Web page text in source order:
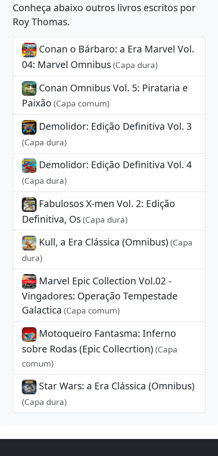
Conheça abaixo outros livros escritos por
Roy Thomas.
Conan o Bárbaro: a Era Marvel Vol.
04: Marvel Omnibus(Capa dura)
Conan Omnibus Vol. 5: Pirataria e
Paixão (Capa comum)
Demolidor: Edição Definitiva Vol. 3
(Capa dura)
Demolidor: Edição Definitiva Vol. 4
(Capa dura)
Fabulosos X-men Vol. 2: Edição
Definitiva, Os(Capa dura)
Kull, a Era Clássica (Omnibus) (Capa
dura)
Marvel Epic Collection Vol.02 -
Vingadores: Operação Tempestade
Galactica (Capa comum)
Motoqueiro Fantasma: Inferno
sobre Rodas (Epic Collecrtion) (Capa
comum)
Star Wars: a Era Clássica (Omnibus)
(Capa dura)